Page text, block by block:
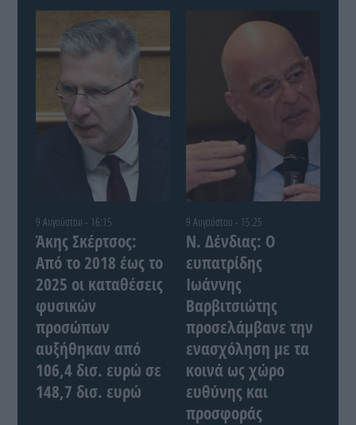
9 Αυγούστου - 16:15
Άκης Σκέρτσος:
Από το 2018 έως το
2025 οι καταθέσεις
φυσικών
προσώπων
αυξήθηκαν από
106,4 δισ. ευρώ σε
148,7 δισ. ευρώ
9 Αυγούστου - 15:25
Ν. Δένδιας: Ο
ευπατρίδης
Ιωάννης
Βαρβιτσιώτης
προσελάμβανε την
ενασχόληση με τα
κοινά ως χώρο
ευθύνης και
προσφοράς